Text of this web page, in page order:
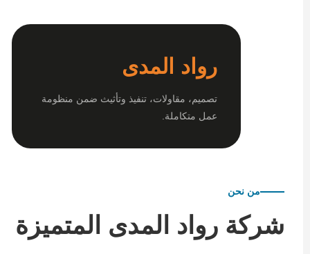
رواد المدى
تصميم، مقاولات، تنفيذ وتأثيث ضمن منظومة
عمل متكاملة.
من نحن
شركة رواد المدى المتميزة